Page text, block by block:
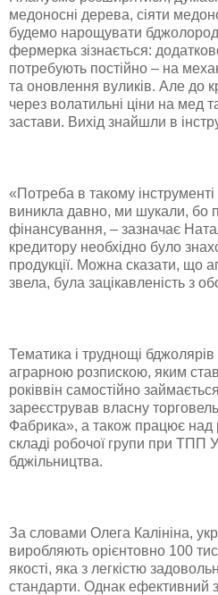
медоносні дерева, сіяти
будемо нарощувати
фермерка зізнається:
потребують постійно – на
та оновлення вуликів. Але до
через волатильні ціни на мед
застави. Вихід знайшли в
«Потреба в такому
виникла давно, ми шукали, бо
фінансування, – зазначає
кредитору необхідно було
продукції. Можна сказати, що
звела, була зацікавленість з
Тематика і труднощі
аграрною розпискою, яким
роківвін самостійно
зареєстрував власну
Фабрика», а також працює над
складі робочої групи при ТПП
бджільництва.
За словами Олега Калініна,
виробляють орієнтовно 100
якості, яка з легкістю
стандарти. Однак ефективний